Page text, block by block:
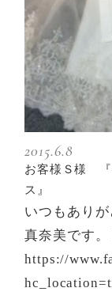
2015.6.8
お客様Ｓ様 『
ス』
いつもあり
真奈美です
https://